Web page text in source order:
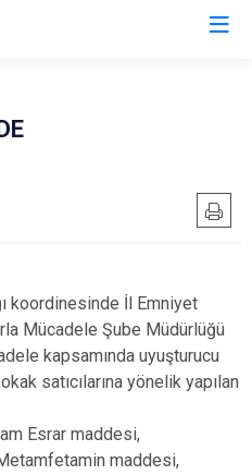
koordinesinde İl Emniyet
Mücadele Şube Müdürlüğü
kapsamında uyuşturucu
satıcılarına yönelik yapılan
Esrar maddesi,
maddesi,